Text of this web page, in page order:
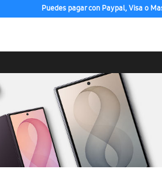
Puedes pagar con Paypal, Visa o